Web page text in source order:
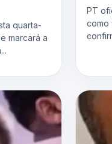
quarta-
marcará a
PT
como